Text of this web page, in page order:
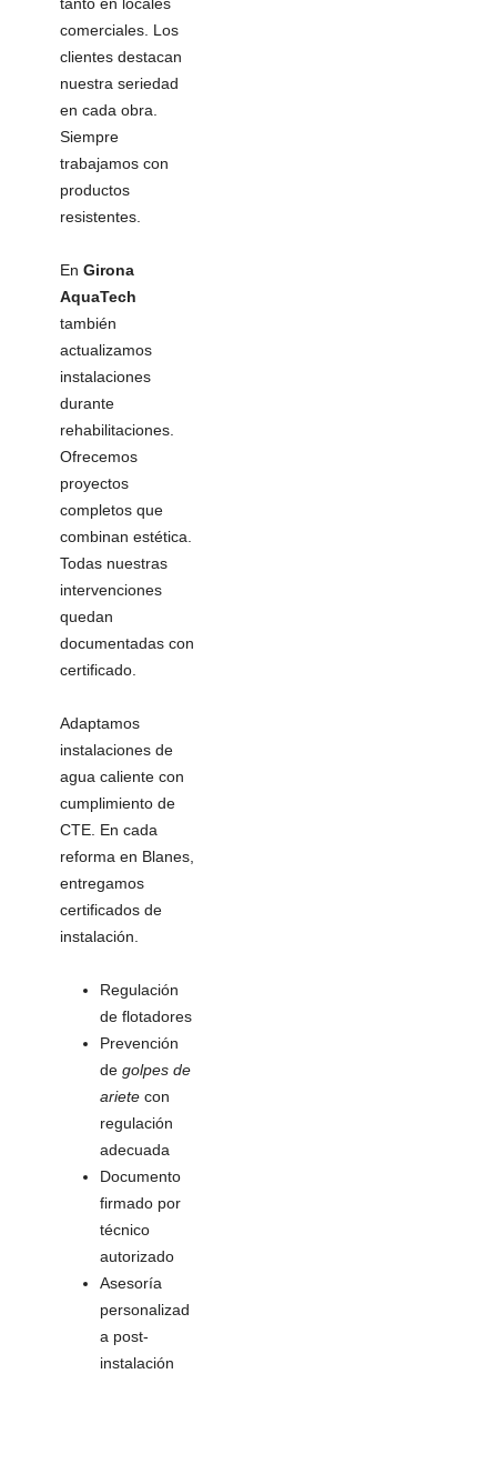
comerciales. Los
clientes destacan
nuestra seriedad
en cada obra.
Siempre
trabajamos con
productos
resistentes.
En Girona
AquaTech
también
actualizamos
instalaciones
durante
rehabilitaciones.
Ofrecemos
proyectos
completos que
combinan estética.
Todas nuestras
intervenciones
quedan
documentadas con
certificado.
Adaptamos
instalaciones de
agua caliente con
cumplimiento de
CTE. En cada
reforma en Blanes,
entregamos
certificados de
instalación.
Regulación
de flotadores
Prevención
de golpes de
ariete con
regulación
adecuada
Documento
firmado por
técnico
autorizado
Asesoría
personalizad
a post-
instalación